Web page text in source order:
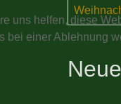
uns helfen, diese
einer Ablehnung